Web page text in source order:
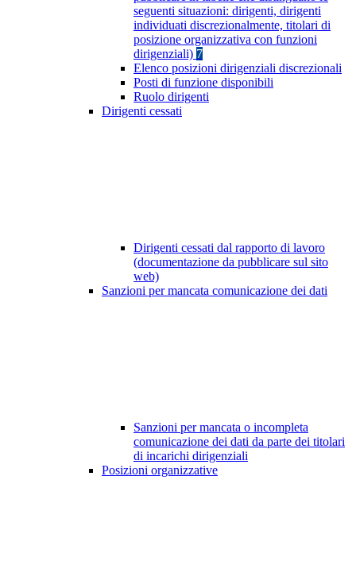
seguenti situazioni: dirigenti, dirigenti
individuati discrezionalmente, titolari di
posizione organizzativa con funzioni
dirigenziali) 7
Elenco posizioni dirigenziali discrezionali
Posti di funzione disponibili
Ruolo dirigenti
Dirigenti cessati
Dirigenti cessati dal rapporto di lavoro
(documentazione da pubblicare sul sito
web)
Sanzioni per mancata comunicazione dei dati
Sanzioni per mancata o incompleta
comunicazione dei dati da parte dei titolari
di incarichi dirigenziali
Posizioni organizzative